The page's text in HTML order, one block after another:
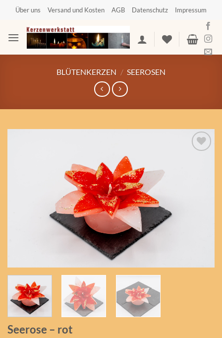
springen
Über uns Versand und Kosten AGB Datenschutz Impressum
BLÜTENKERZEN / SEEROSEN
Seerose – rot